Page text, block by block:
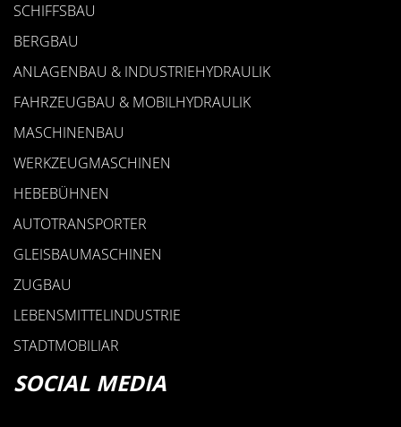
SCHIFFSBAU
BERGBAU
ANLAGENBAU & INDUSTRIEHYDRAULIK
FAHRZEUGBAU & MOBILHYDRAULIK
MASCHINENBAU
WERKZEUGMASCHINEN
HEBEBÜHNEN
AUTOTRANSPORTER
GLEISBAUMASCHINEN
ZUGBAU
LEBENSMITTELINDUSTRIE
STADTMOBILIAR
SOCIAL MEDIA